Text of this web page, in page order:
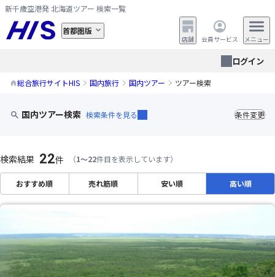
新千歳空港発 北海道ツアー 検索一覧
首都圏版
店舗 会員サービス メニュー
ログイン
総合旅行サイトHIS 国内旅行 国内ツアー ツアー検索
国内ツアー検索 検索条件を見る 条件変更
検索結果 22件 （1～22件目を表示しています）
おすすめ順 売れ筋順 安い順 高い順